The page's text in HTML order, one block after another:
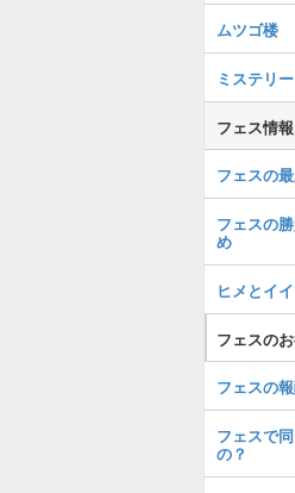
ムツゴ楼
ミステリ
フェス情報
フェスの
フェスの
め
ヒメとイ
フェスの
フェスの
フェスで
の？